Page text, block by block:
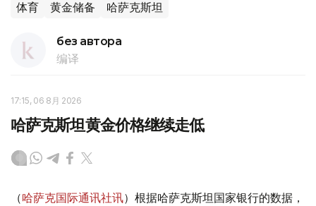
体育 黄金储备 哈萨克斯坦
без автора
编译
17:15, 06 8月 2026
哈萨克斯坦黄金价格继续走低
（哈萨克国际通讯社讯）根据哈萨克斯坦国家银行的数据，